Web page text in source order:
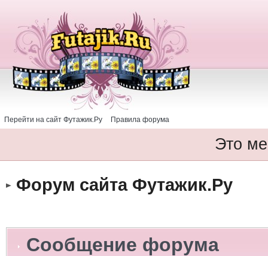
Перейти на сайт Футажик.Ру Правила форума
Это
Форум сайта Футажик.Ру
Сообщение форума